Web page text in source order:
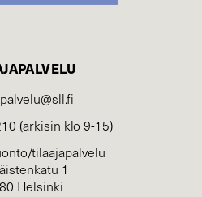
(arkisin klo 9-15)
tilaajapalvelu
1
Helsinki